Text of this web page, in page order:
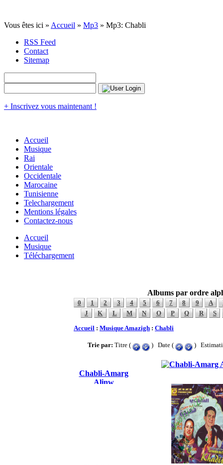
Vous êtes ici » Accueil » Mp3 » Mp3: Chabli
RSS Feed
Contact
Sitemap
+ Inscrivez vous maintenant !
Accueil
Musique
Rai
Orientale
Occidentale
Marocaine
Tunisienne
Telechargement
Mentions légales
Contactez-nous
Accueil
Musique
Téléchargement
Albums par ordre
0 1 2 3 4 5 6 7 8 9 A
J
K L M N O P Q R
S
Accueil : Musique Amazigh : Chabli
Trie par: Titre ( ) Date ( )
Chabli-Amarg
Alinw